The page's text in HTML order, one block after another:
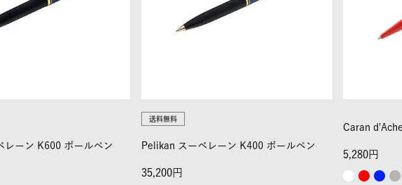
レーン K600 ボールペン
送料無料
Pelikan スーベレーン K400 ボールペン
35,200
Caran
5,280